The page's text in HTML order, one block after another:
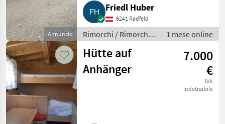
Annuncio
Friedl Huber
6241 Radfeld
Rimorchi / Rimorchi
per auto
1 mese online
Hütte auf
Anhänger
7.000
€
IVA
indetraibile